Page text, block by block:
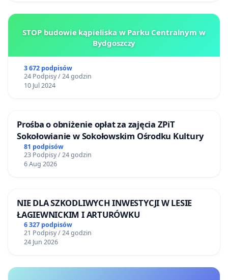
STOP budowie kąpieliska w Parku Centralnym w
Bydgoszczy
3 672 podpisów
24 Podpisy / 24 godzin
10 Jul 2024
Prośba o obniżenie opłat za zajęcia ZPiT
Sokołowianie w Sokołowskim Ośrodku Kultury
81 podpisów
23 Podpisy / 24 godzin
6 Aug 2026
NIE DLA SZKODLIWYCH INWESTYCJI W LESIE
ŁAGIEWNICKIM I ARTURÓWKU
6 327 podpisów
21 Podpisy / 24 godzin
24 Jun 2026